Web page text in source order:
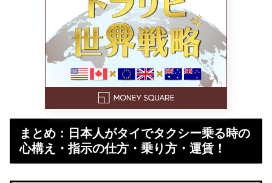
まとめ：日本人がタイでタクシー乗る時の
心構え・指示の仕方・乗り方・運賃！